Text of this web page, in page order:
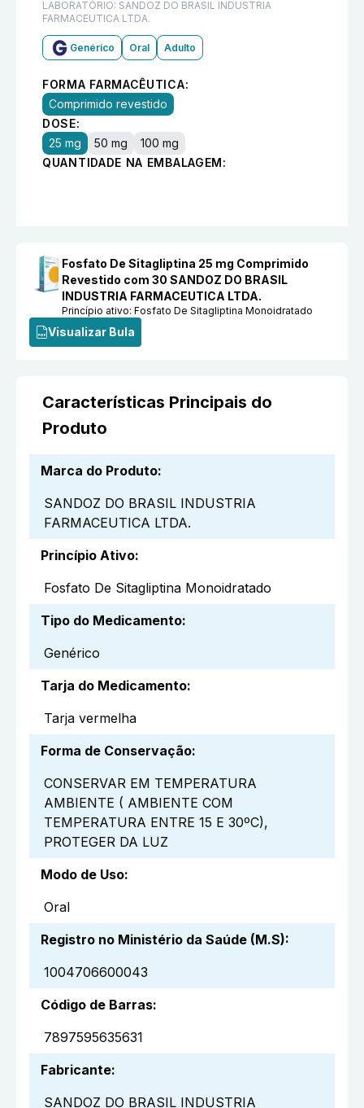
LABORATÓRIO: SANDOZ DO BRASIL INDUSTRIA
FARMACEUTICA LTDA.
Genérico Oral Adulto
FORMA FARMACÊUTICA:
Comprimido revestido
DOSE:
25 mg
50 mg
100 mg
QUANTIDADE NA EMBALAGEM:
Fosfato De Sitagliptina 25 mg Comprimido
Revestido com 30 SANDOZ DO BRASIL
INDUSTRIA FARMACEUTICA LTDA.
Princípio ativo:Fosfato De Sitagliptina Monoidratado
Visualizar Bula
Características Principais do
Produto
Marca do Produto:
SANDOZ DO BRASIL INDUSTRIA
FARMACEUTICA LTDA.
Princípio Ativo:
Fosfato De Sitagliptina Monoidratado
Tipo do Medicamento:
Genérico
Tarja do Medicamento:
Tarja vermelha
Forma de Conservação:
CONSERVAR EM TEMPERATURA
AMBIENTE ( AMBIENTE COM
TEMPERATURA ENTRE 15 E 30ºC),
PROTEGER DA LUZ
Modo de Uso:
Oral
Registro no Ministério da Saúde (M.S):
1004706600043
Código de Barras:
7897595635631
Fabricante:
SANDOZ DO BRASIL INDUSTRIA